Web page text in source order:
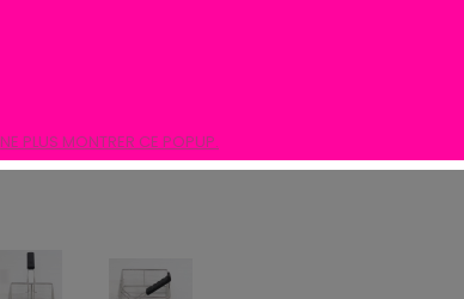
NE PLUS MONTRER CE POPUP.